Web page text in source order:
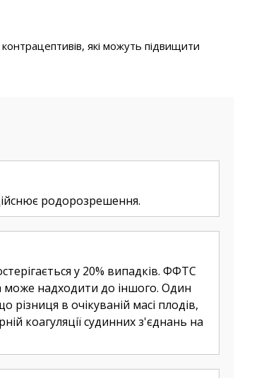
контрацептивів, які можуть підвищити
родорозрешення.
у 20% випадків. ФФТС
надходити до іншого. Один
в очікуваній масі плодів,
коагуляції судинних з'єднань на